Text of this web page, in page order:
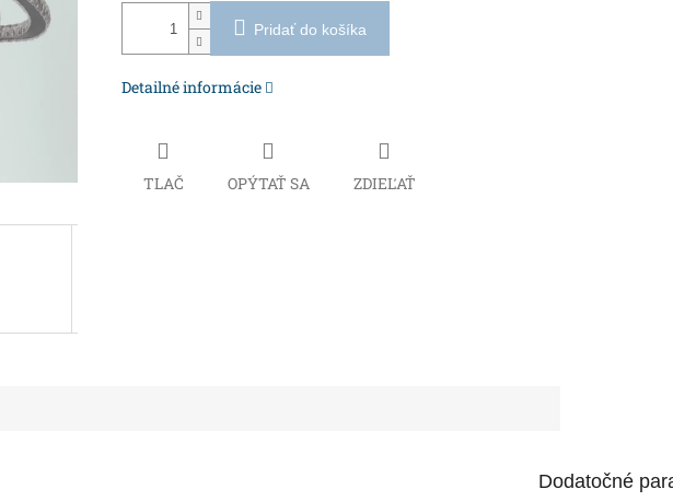
Pridať do košíka
Detailné informácie
TLAČ OPÝTAŤ SA ZDIEĽAŤ
Dodatočné